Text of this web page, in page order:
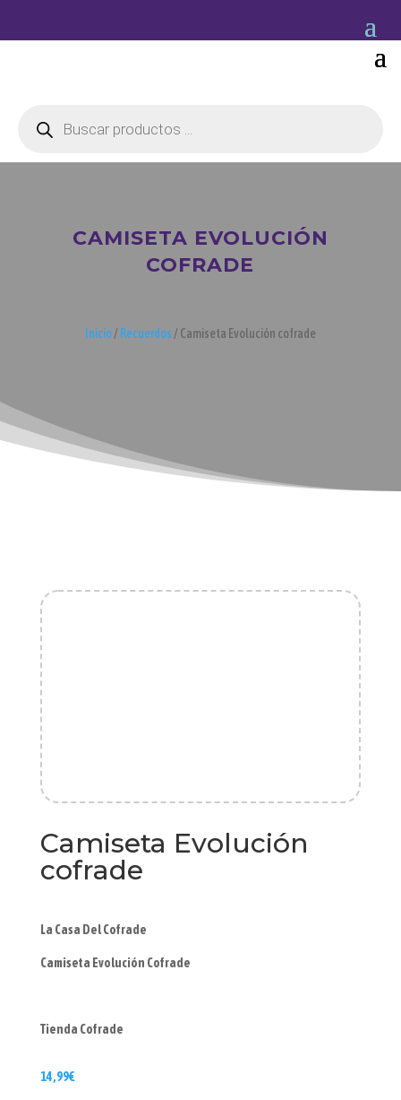
productos
CAMISETA EVOLUCIÓN
COFRADE
Inicio/ Recuerdos / Camiseta Evolución cofrade
Camiseta Evolución
cofrade
La Casa Del Cofrade
Camiseta Evolución Cofrade
Tienda Cofrade
14,99€